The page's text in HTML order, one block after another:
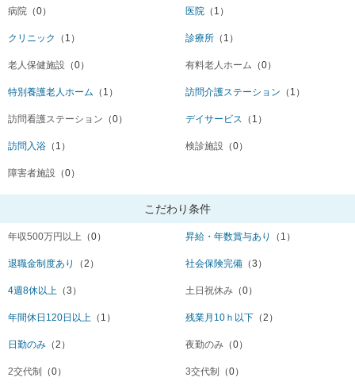
病院 （0） 医院 （1）
クリニック （1） 診療所 （1）
老人保健施設 （0） 有料老人ホーム （0）
特別養護老人ホーム （1） 訪問介護ステーション （1）
訪問看護ステーション （0） デイサービス （1）
訪問入浴 （1） 検診施設 （0）
障害者施設 （0）
こだわり条件
年収500万円以上 （0） 昇給・年数賞与あり （1）
退職金制度あり （2） 社会保険完備 （3）
4週8休以上 （3） 土日祝休み （0）
年間休日120日以上 （1） 残業月10ｈ以下 （2）
日勤のみ （2） 夜勤のみ （0）
2交代制 （0） 3交代制 （0）